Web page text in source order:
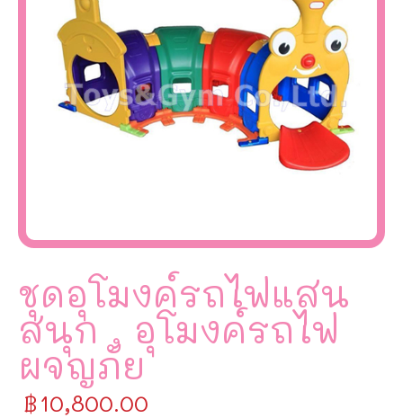
ชุดอุโมงค์รถไฟแสน
สนุก , อุโมงค์รถไฟ
ผจญภัย
฿10,800.00